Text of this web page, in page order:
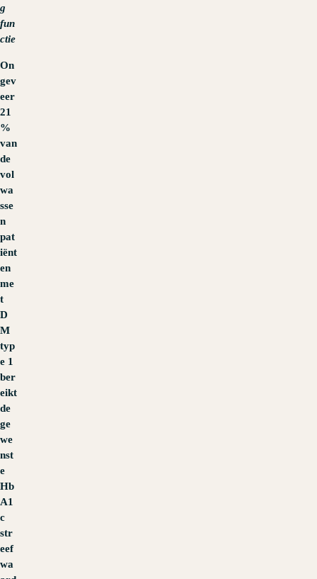
g
fun
ctie
On
gev
eer
21
%
van
de
vol
wa
sse
n
pat
iënt
en
me
t
D
M
typ
e 1
ber
eikt
de
ge
we
nst
e
Hb
A1
c
str
eef
wa